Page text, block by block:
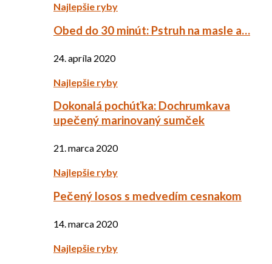
Najlepšie ryby
Obed do 30 minút: Pstruh na masle a…
24. apríla 2020
Najlepšie ryby
Dokonalá pochúťka: Dochrumkava
upečený marinovaný sumček
21. marca 2020
Najlepšie ryby
Pečený losos s medvedím cesnakom
14. marca 2020
Najlepšie ryby